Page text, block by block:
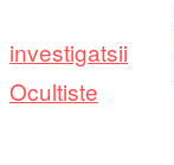
investigatsii
Ocultiste